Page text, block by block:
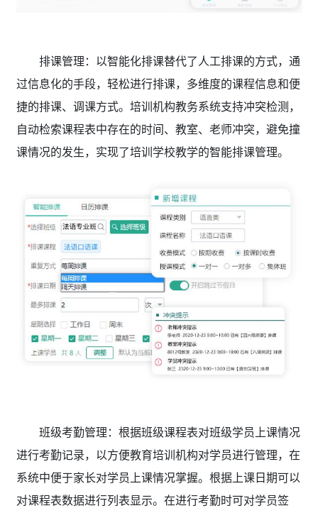
排课管理：以智能化排课替代了人工排课的方式，通
过信息化的手段，轻松进行排课，多维度的课程信息和便
捷的排课、调课方式。培训机构教务系统支持冲突检测，
自动检索课程表中存在的时间、教室、老师冲突，避免撞
课情况的发生，实现了培训学校教学的智能排课管理。
班级考勤管理：根据班级课程表对班级学员上课情况
进行考勤记录，以方便教育培训机构对学员进行管理，在
系统中便于家长对学员上课情况掌握。根据上课日期可以
对课程表数据进行列表显示。在进行考勤时可对学员签